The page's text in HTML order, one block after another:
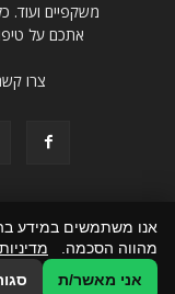
משקפיים ועוד.
אתכם על
צרו
פרסמו אצלנו פרסום
אנו משתמשים במידע
מהווה הסכמה.
אני מאשר/ת